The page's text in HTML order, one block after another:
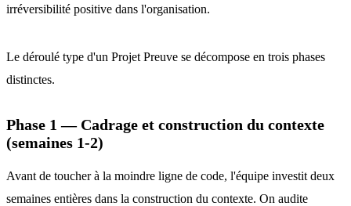
irréversibilité positive dans l'organisation.
Le déroulé type d'un Projet Preuve se décompose en trois phases
distinctes.
Phase 1 — Cadrage et construction du contexte
(semaines 1-2)
Avant de toucher à la moindre ligne de code, l'équipe investit deux
semaines entières dans la construction du contexte. On audite